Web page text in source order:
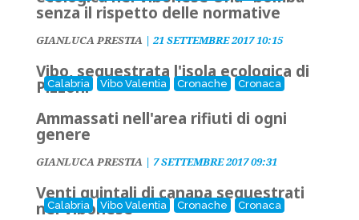
senza il rispetto delle normative
GIANLUCA PRESTIA| 21 SETTEMBRE 2017 10:15
Calabria Vibo Valentia Cronache Cronaca
Vibo, sequestrata l'isola ecologica di
Pizzoni
Ammassati nell'area rifiuti di ogni
genere
GIANLUCA PRESTIA| 7 SETTEMBRE 2017 09:31
Calabria Vibo Valentia Cronache Cronaca
Venti quintali di canapa sequestrati
nel Vibonese